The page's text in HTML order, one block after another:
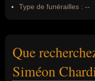
Type de funérailles : --
Que
Siméon